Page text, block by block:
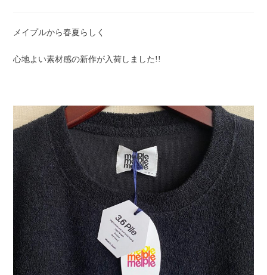
メイプルから春夏らしく
心地よい素材感の新作が入荷しました!!